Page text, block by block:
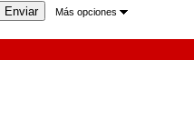
Más opciones